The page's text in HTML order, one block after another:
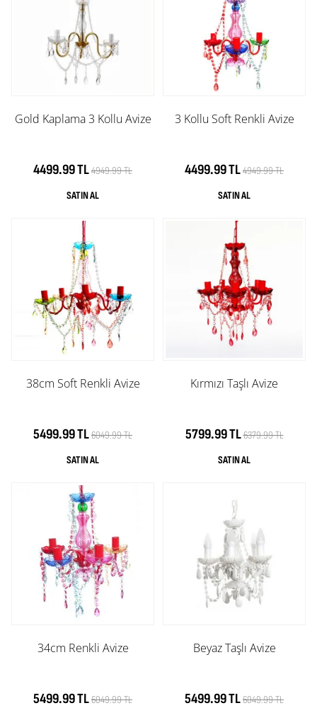
Gold Kaplama 3 Kollu Avize
4499.99 TL4949.99 TL
3 Kollu Soft Renkli Avize
4499.99 TL4949.99 TL
38cm Soft Renkli Avize
5499.99 TL6049.99 TL
Kırmızı Taşlı Avize
5799.99 TL6379.99 TL
34cm Renkli Avize
5499.99 TL6049.99 TL
Beyaz Taşlı Avize
5499.99 TL6049.99 TL